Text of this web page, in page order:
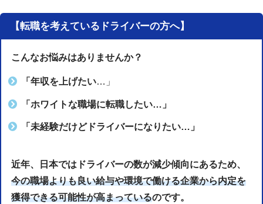
【転職を考えているドライバーの方へ】
こんなお悩みはありませんか？
「年収を上げたい…」
「ホワイトな職場に転職したい…」
「未経験だけどドライバーになりたい…」
近年、日本ではドライバーの数が減少傾向にあるため、
今の職場よりも良い給与や環境で働ける企業から内定を
獲得できる可能性が高まっているのです。